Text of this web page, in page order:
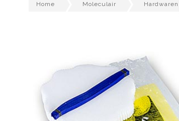
Home Moleculair Hardwaren